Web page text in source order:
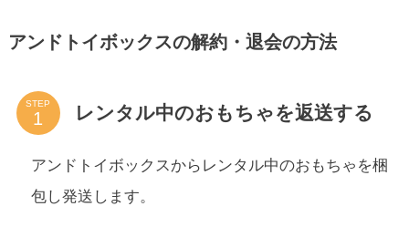
アンドトイボックスの解約・退会の方法
STEP レンタル中のおもちゃを返送する
アンドトイボックスからレンタル中のおもちゃを梱
包し発送します。